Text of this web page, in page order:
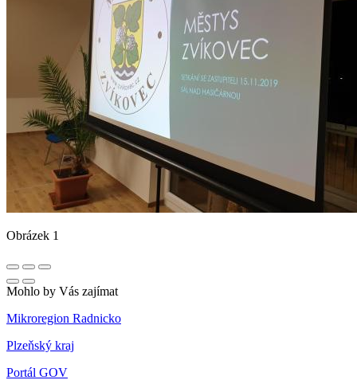
Obrázek 1
Mohlo by Vás zajímat
Mikroregion Radnicko
Plzeňský kraj
Portál GOV